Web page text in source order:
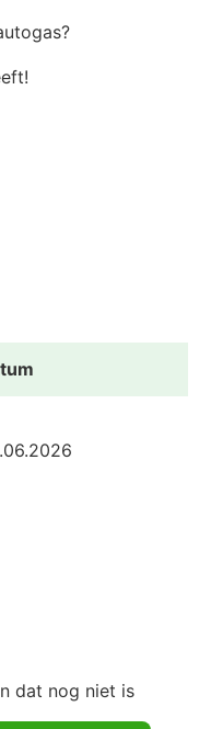
dat nog niet is